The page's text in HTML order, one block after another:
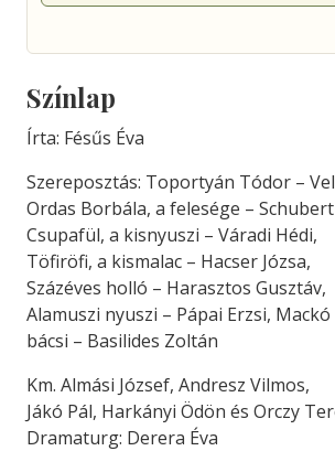
Színlap
Írta: Fésűs Éva
Szereposztás: Toportyán Tódor –
Ordas Borbála, a felesége – Schubert
Csupafül, a kisnyuszi – Váradi Hédi,
Töfiröfi, a kismalac – Hacser Józsa,
Százéves holló – Harasztos Gusztáv,
Alamuszi nyuszi – Pápai Erzsi, Mackó
bácsi – Basilides Zoltán
Km. Almási József, Andresz Vilmos,
Jákó Pál, Harkányi Ödön és Orczy
Dramaturg: Derera Éva